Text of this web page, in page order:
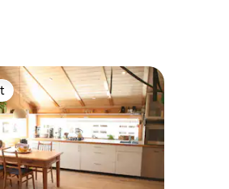
242 omdömen